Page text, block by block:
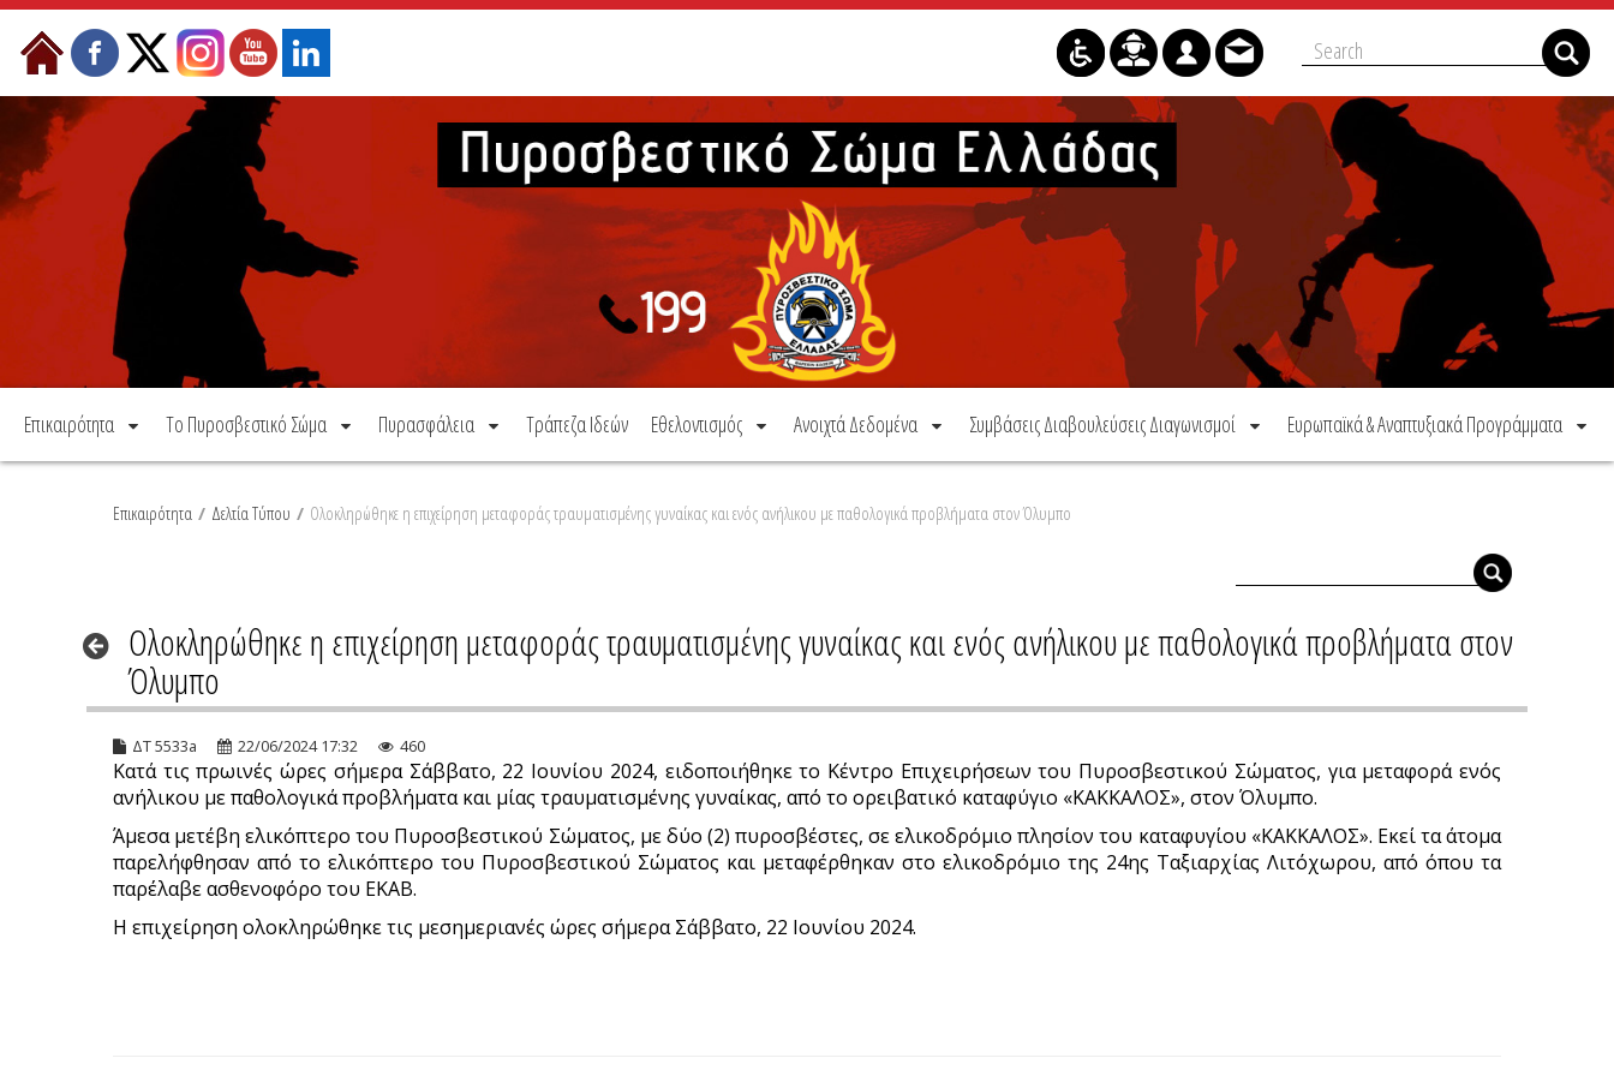
Μετάβαση στο περιεχόμενο
Επικαιρότητα Το Πυροσβεστικό Σώμα Πυρασφάλεια Τράπεζα Ιδεών Εθελοντισμός Ανοιχτά Δεδομένα Συμβάσεις Διαβουλεύσεις Διαγωνισμοί Ευρωπαϊκά & Αναπτυξιακά Προγράμματα
Επικαιρότητα / Δελτία Τύπου / Ολοκληρώθηκε η επιχείρηση μεταφοράς τραυματισμένης γυναίκας και ενός ανήλικου με παθολογικά προβλήματα στον Όλυμπο
Ολοκληρώθηκε η επιχείρηση μεταφοράς τραυματισμένης γυναίκας και ενός ανήλικου με παθολογικά προβλήματα στον
Όλυμπο
ΔΤ 5533a 22/06/2024 17:32 460
Κατά τις πρωινές ώρες σήμερα Σάββατο, 22 Ιουνίου 2024, ειδοποιήθηκε το Κέντρο Επιχειρήσεων του Πυροσβεστικού Σώματος, για μεταφορά ενός
ανήλικου με παθολογικά προβλήματα και μίας τραυματισμένης γυναίκας, από το ορειβατικό καταφύγιο «ΚΑΚΚΑΛΟΣ», στον Όλυμπο.
Άμεσα μετέβη ελικόπτερο του Πυροσβεστικού Σώματος, με δύο (2) πυροσβέστες, σε ελικοδρόμιο πλησίον του καταφυγίου «ΚΑΚΚΑΛΟΣ». Εκεί τα άτομα
παρελήφθησαν από το ελικόπτερο του Πυροσβεστικού Σώματος και μεταφέρθηκαν στο ελικοδρόμιο της 24ης Ταξιαρχίας Λιτόχωρου, από όπου τα
παρέλαβε ασθενοφόρο του ΕΚΑΒ.
Η επιχείρηση ολοκληρώθηκε τις μεσημεριανές ώρες σήμερα Σάββατο, 22 Ιουνίου 2024.